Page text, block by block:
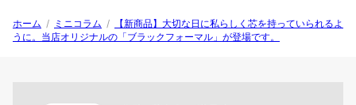
ホーム / ミニコラム /
【新商品】大切な日に私らしく芯を持っていられるよ
うに。当店オリジナルの「ブラックフォーマル」が登場です。